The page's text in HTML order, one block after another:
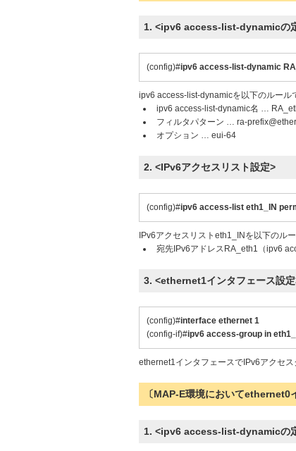
1. <ipv6 access-list-dynamicの
(config)#ipv6 access-list-dynamic
ipv6 access-list-dynamicを以下のルール
ipv6 access-list-dynamic名 …
フィルタパターン … ra-
オプション … eui-64
2. <IPv6アクセスリスト設定>
(config)#ipv6 access-list eth1_IN
IPv6アクセスリストeth1_INを以下のル
宛先IPv6アドレスRA_eth1（ipv6
3. <ethernet1インタフェース設
(config)#interface ethernet 1
(config-if)#ipv6 access-group in
ethernet1インタフェースでIPv6アクセ
〔MAP-E環境においてethernet0
1. <ipv6 access-list-dynamicの